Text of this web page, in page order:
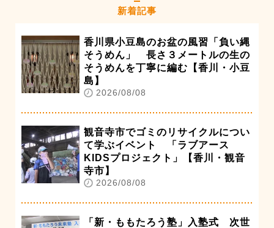
新着記事
香川県小豆島のお盆の風習「負い縄
そうめん」 長さ３メートルの生の
そうめんを丁寧に編む【香川・小豆
島】
2026/08/08
観音寺市でゴミのリサイクルについ
て学ぶイベント 「ラブアース
KIDSプロジェクト」【香川・観音
寺市】
2026/08/08
「新・ももたろう塾」入塾式 次世